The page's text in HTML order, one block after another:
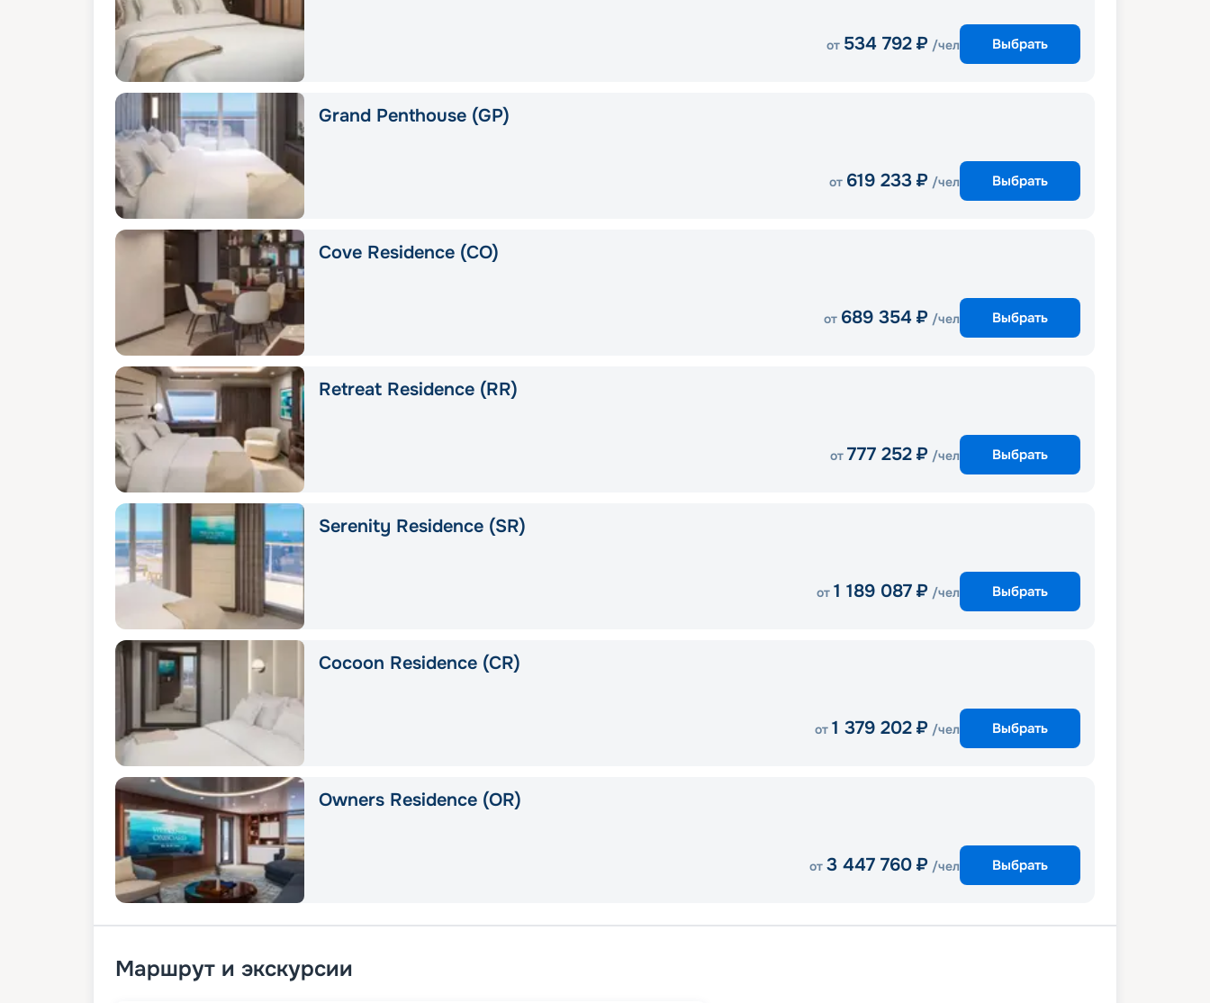
от 534 792 ₽ /чел Выбрать
Grand Penthouse (GP)
от 619 233 ₽ /чел Выбрать
Cove Residence (CO)
от 689 354 ₽ /чел Выбрать
Retreat Residence (RR)
от 777 252 ₽ /чел Выбрать
Serenity Residence (SR)
от 1 189 087 ₽ /чел Выбрать
Cocoon Residence (CR)
от 1 379 202 ₽ /чел Выбрать
Owners Residence (OR)
от 3 447 760 ₽ /чел Выбрать
Маршрут и экскурсии